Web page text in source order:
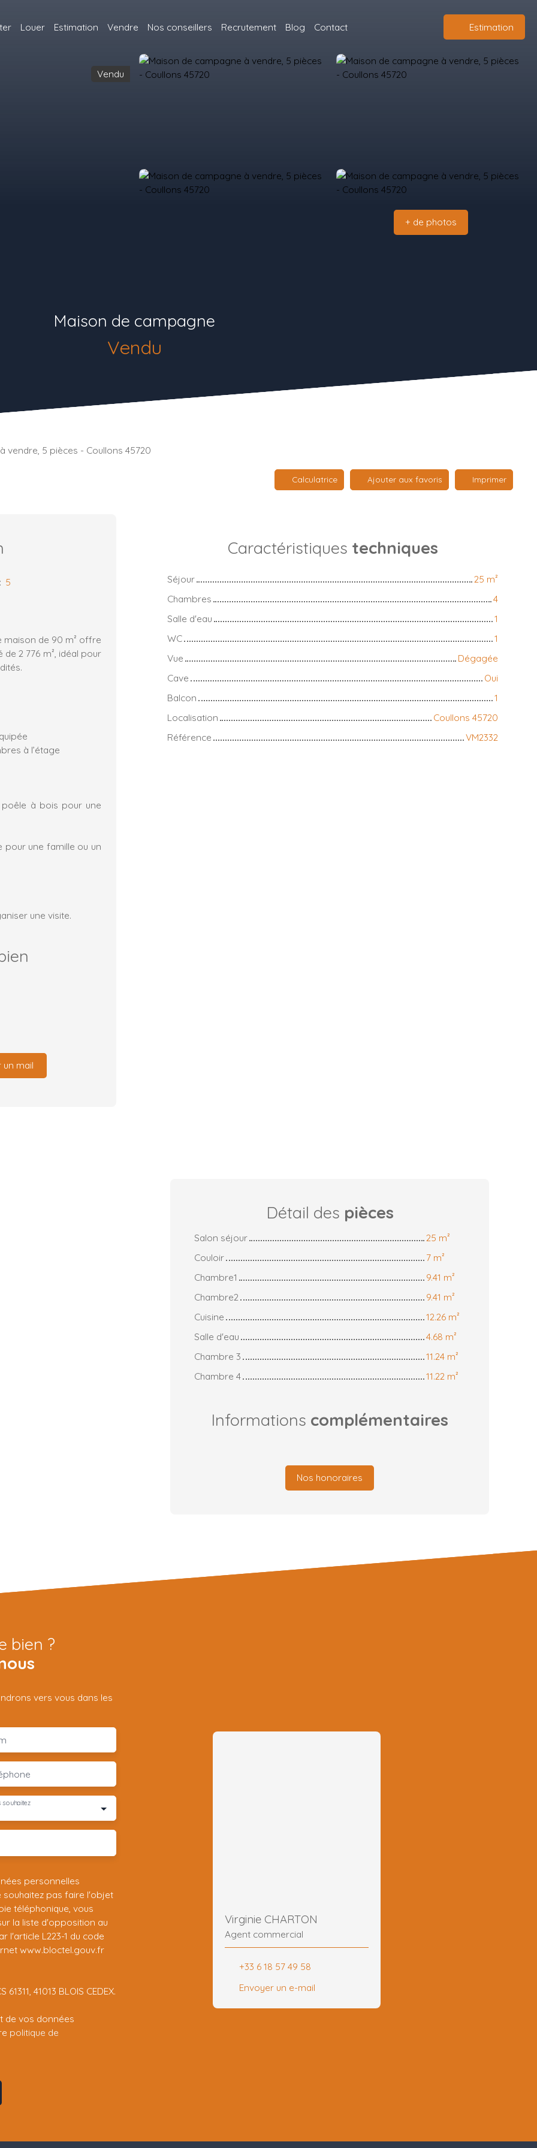
Louer Estimation Vendre Nos conseillers Recrutement Blog Contact Estimation
Vendu
+ de photos
Maison de campagne
Vendu
vendre, 5 pièces - Coullons 45720
Calculatrice Ajouter aux favoris Imprimer
5
maison de 90 m² offre
2 776 m², idéal pour
à l’étage
à bois pour une
une famille ou un
une visite.
un mail
Caractéristiques techniques
Séjour 25 m²
Chambres
4
Salle d'eau
1
WC
1
Vue
Dégagée
Cave
Oui
Balcon
1
Localisation
Coullons 45720
Référence
VM2332
Détail des pièces
Salon séjour
25 m²
Couloir
7 m²
Chambre1
9.41 m²
Chambre2
9.41 m²
Cuisine
12.26 m²
Salle d'eau
4.68 m²
Chambre 3
11.24 m²
Chambre 4
11.22 m²
Informations complémentaires
Nos honoraires
bien ?
vers vous dans les
souhaitez
personnelles
souhaitez pas faire l'objet
téléphonique, vous
la liste d'opposition au
l'article L223-1 du code
www.bloctel.gouv.fr
41013 BLOIS CEDEX.
de vos données
politique de
Virginie CHARTON
Agent commercial
+33 6 18 57 49 58
Envoyer un e-mail